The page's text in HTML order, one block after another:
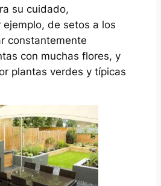
su cuidado,
de setos a los
constantemente
con muchas flores, y
plantas verdes y típicas